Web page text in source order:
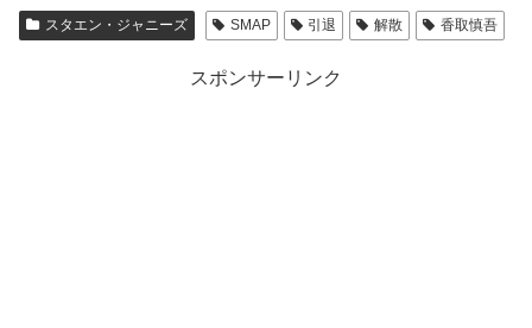
スタエン・ジャニーズ SMAP 引退 解散 香取慎吾
スポンサーリンク